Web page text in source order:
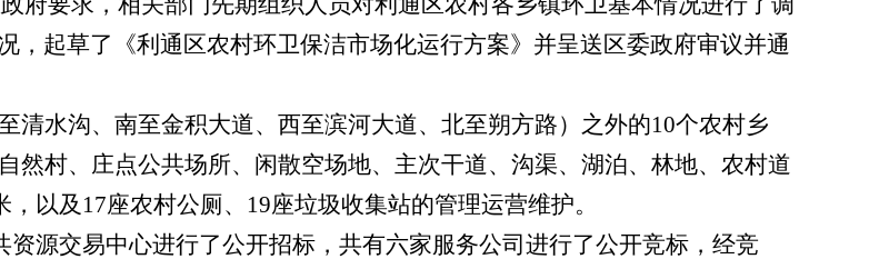
，起草了《利通区农村环卫保洁市场化运行方案》并呈送区委政府审议并通
清水沟、南至金积大道、西至滨河大道、北至朔方路）之外的10个农村乡
然村、庄点公共场所、闲散空场地、主次干道、沟渠、湖泊、林地、农村道
，以及 17座农村公厕、 19座垃圾收集站的管理运营维护。
资源交易中心进行了公开招标，共有六家服务公司进行了公开竞标，经竞